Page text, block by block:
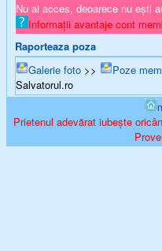
Nu ai acces, deoarece nu ești
Informații avantaje cont
Raporteaza poza
Galerie foto >> Poze
Salvatorul.ro
Prietenul adevărat iubește